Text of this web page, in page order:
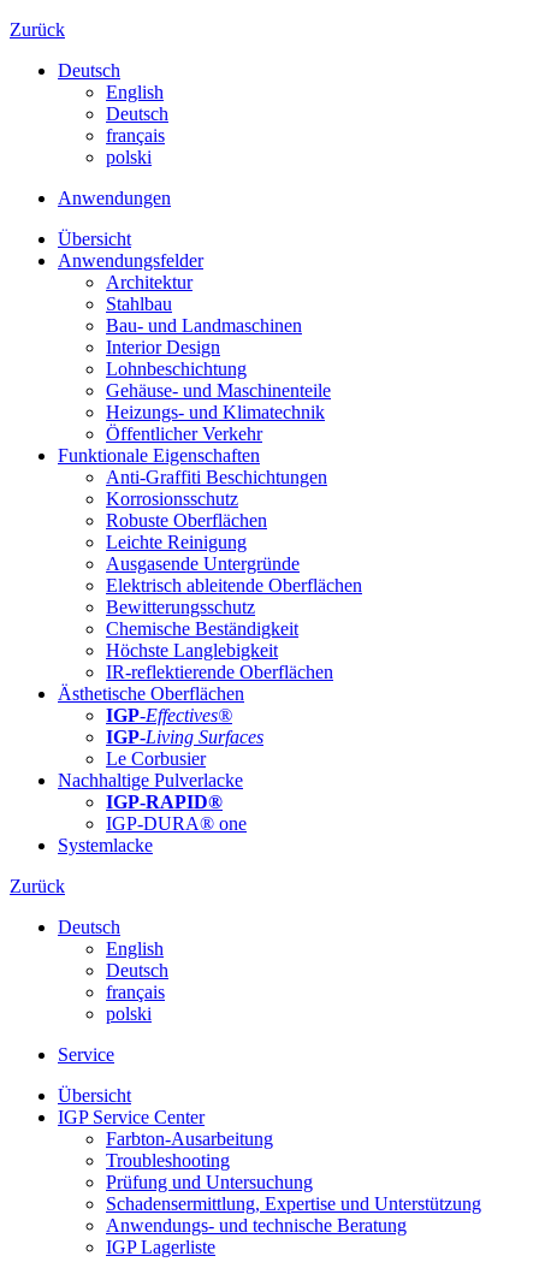
Zurück
Deutsch
English
Deutsch
français
polski
Anwendungen
Übersicht
Anwendungsfelder
Architektur
Stahlbau
Bau- und Landmaschinen
Interior Design
Lohnbeschichtung
Gehäuse- und Maschinenteile
Heizungs- und Klimatechnik
Öffentlicher Verkehr
Funktionale Eigenschaften
Anti-Graffiti Beschichtungen
Korrosionsschutz
Robuste Oberflächen
Leichte Reinigung
Ausgasende Untergründe
Elektrisch ableitende Oberflächen
Bewitterungsschutz
Chemische Beständigkeit
Höchste Langlebigkeit
IR-reflektierende Oberflächen
Ästhetische Oberflächen
IGP-Effectives®
IGP-Living Surfaces
Le Corbusier
Nachhaltige Pulverlacke
IGP-RAPID®
IGP-DURA® one
Systemlacke
Zurück
Deutsch
English
Deutsch
français
polski
Service
Übersicht
IGP Service Center
Farbton-Ausarbeitung
Troubleshooting
Prüfung und Untersuchung
Schadensermittlung, Expertise und Unterstützung
Anwendungs- und technische Beratung
IGP Lagerliste